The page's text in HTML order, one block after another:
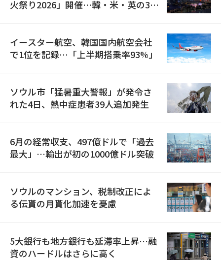
火祭り2026」開催…韓・米・英の3カ
イースター航空、韓国国内航空会社
で1位を記録…「上半期搭乗率93%」
ソウル市「猛暑重大警報」が発令さ
れた4日、熱中症患者39人追加発生
6月の経常収支、497億ドルで「過去
最大」…輸出が初の1000億ドル突破
ソウルのマンション、税制改正によ
る伝貰の月貰化加速を憂慮
5大銀行も地方銀行も延滞率上昇…融
資のハードルはさらに高く